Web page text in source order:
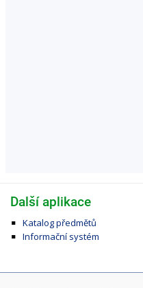
Další aplikace
Katalog předmětů
Informační systém